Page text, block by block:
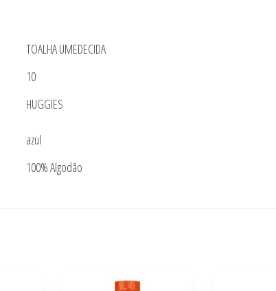
TOALHA UMEDECIDA
10
HUGGIES
azul
100% Algodão